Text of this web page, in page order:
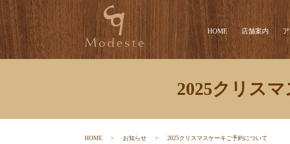
HOME 店舗案内
2025クリス
HOME お知らせ 2025クリスマスケーキご予約について